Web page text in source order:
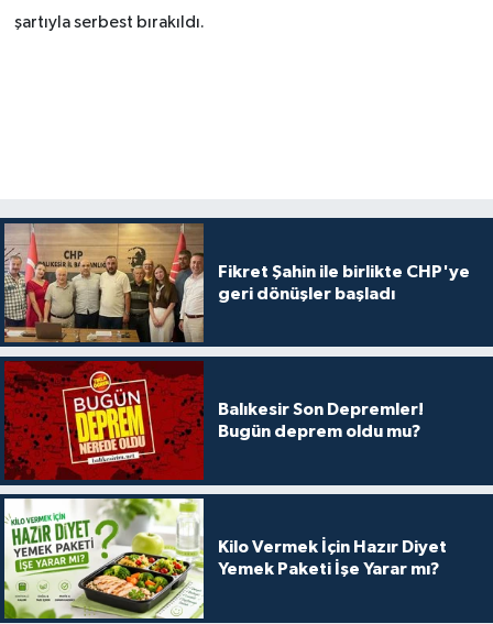
şartıyla serbest bırakıldı.
Fikret Şahin ile birlikte CHP'ye
geri dönüşler başladı
Balıkesir Son Depremler!
Bugün deprem oldu mu?
Kilo Vermek İçin Hazır Diyet
Yemek Paketi İşe Yarar mı?